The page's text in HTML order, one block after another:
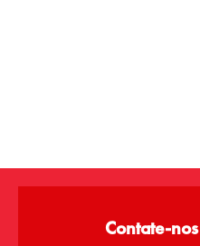
Contate-